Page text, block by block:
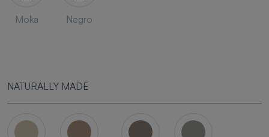
Moka Negro
NATURALLY MADE